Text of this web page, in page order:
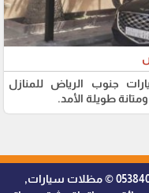
جنوب الرياض للمنازل
طويلة الأمد.
ظلال التميز للمظلات والسواتر - 0538402607 © مظلات سيارات,